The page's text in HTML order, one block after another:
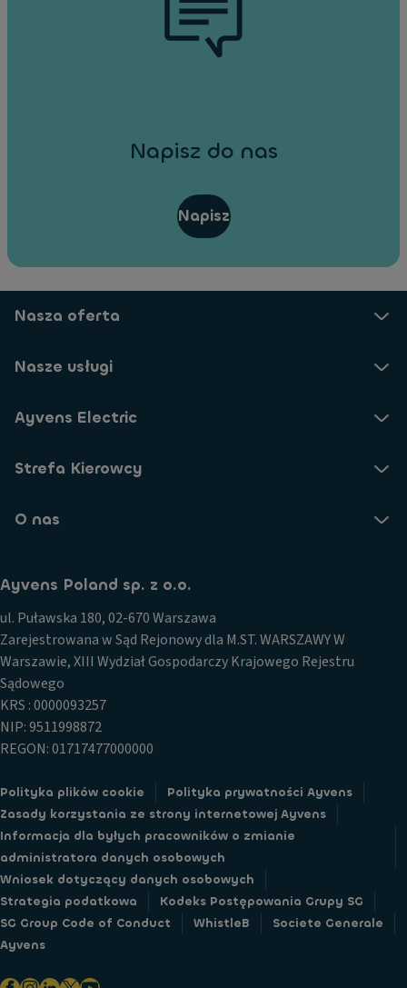
Napisz do nas
Napisz
Nasza oferta
Nasze usługi
Ayvens Electric
Strefa Kierowcy
O nas
Ayvens Poland sp. z o.o.
ul. Puławska 180, 02-670 Warszawa
Zarejestrowana w Sąd Rejonowy dla M.ST. WARSZAWY W
Warszawie, XIII Wydział Gospodarczy Krajowego Rejestru
Sądowego
KRS : 0000093257
NIP: 9511998872
REGON: 01717477000000
Polityka plików cookie
Polityka prywatności Ayvens
Zasady korzystania ze strony internetowej Ayvens
Informacja dla byłych pracowników o zmianie
administratora danych osobowych
Wniosek dotyczący danych osobowych
Strategia podatkowa
Kodeks Postępowania Grupy SG
SG Group Code of Conduct
WhistleB
Societe Generale
Ayvens